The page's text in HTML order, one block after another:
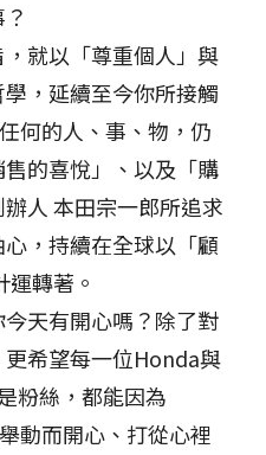
就以「尊重個人」與
學，延續至今你所接觸
何的人、事、物，仍
的喜悅」、以及「購
人 本田宗一郎所追求
，持續在全球以「顧
轉著。
天有開心嗎？除了對
希望每一位Honda與
粉絲，都能因為
動而開心、打從心裡